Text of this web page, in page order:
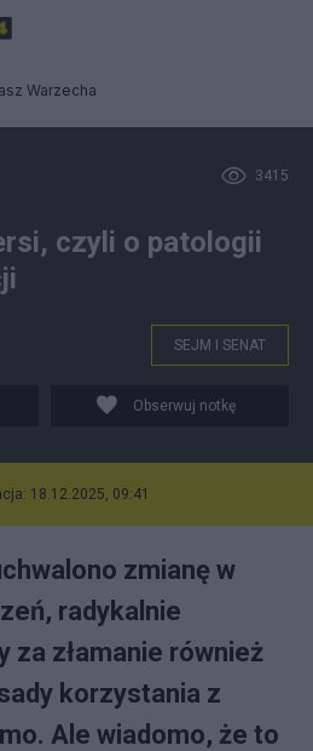
Warzecha
3415
czyli o patologii
SEJM I SENAT
Obserwuj notkę
18.12.2025, 09:41
zmianę w
radykalnie
za złamanie również
korzystania z
Ale wiadomo, że to